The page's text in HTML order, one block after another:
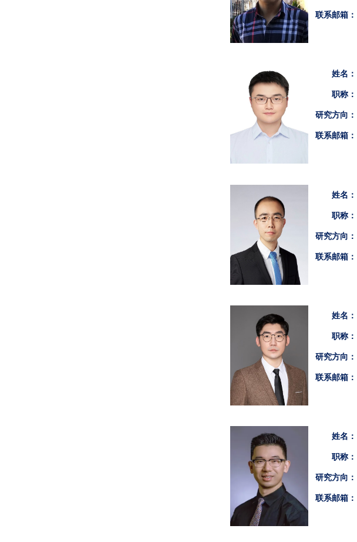
联系邮箱：
姓名：
职称：
研究方向：
联系邮箱：
姓名：
职称：
研究方向：
联系邮箱：
姓名：
职称：
研究方向：
联系邮箱：
姓名：
职称：
研究方向：
联系邮箱：